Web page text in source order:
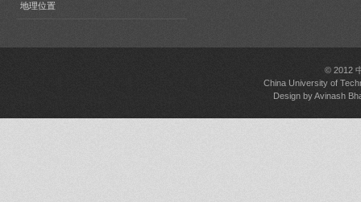
地理位置
© 2012
China University of
Design byAvinash